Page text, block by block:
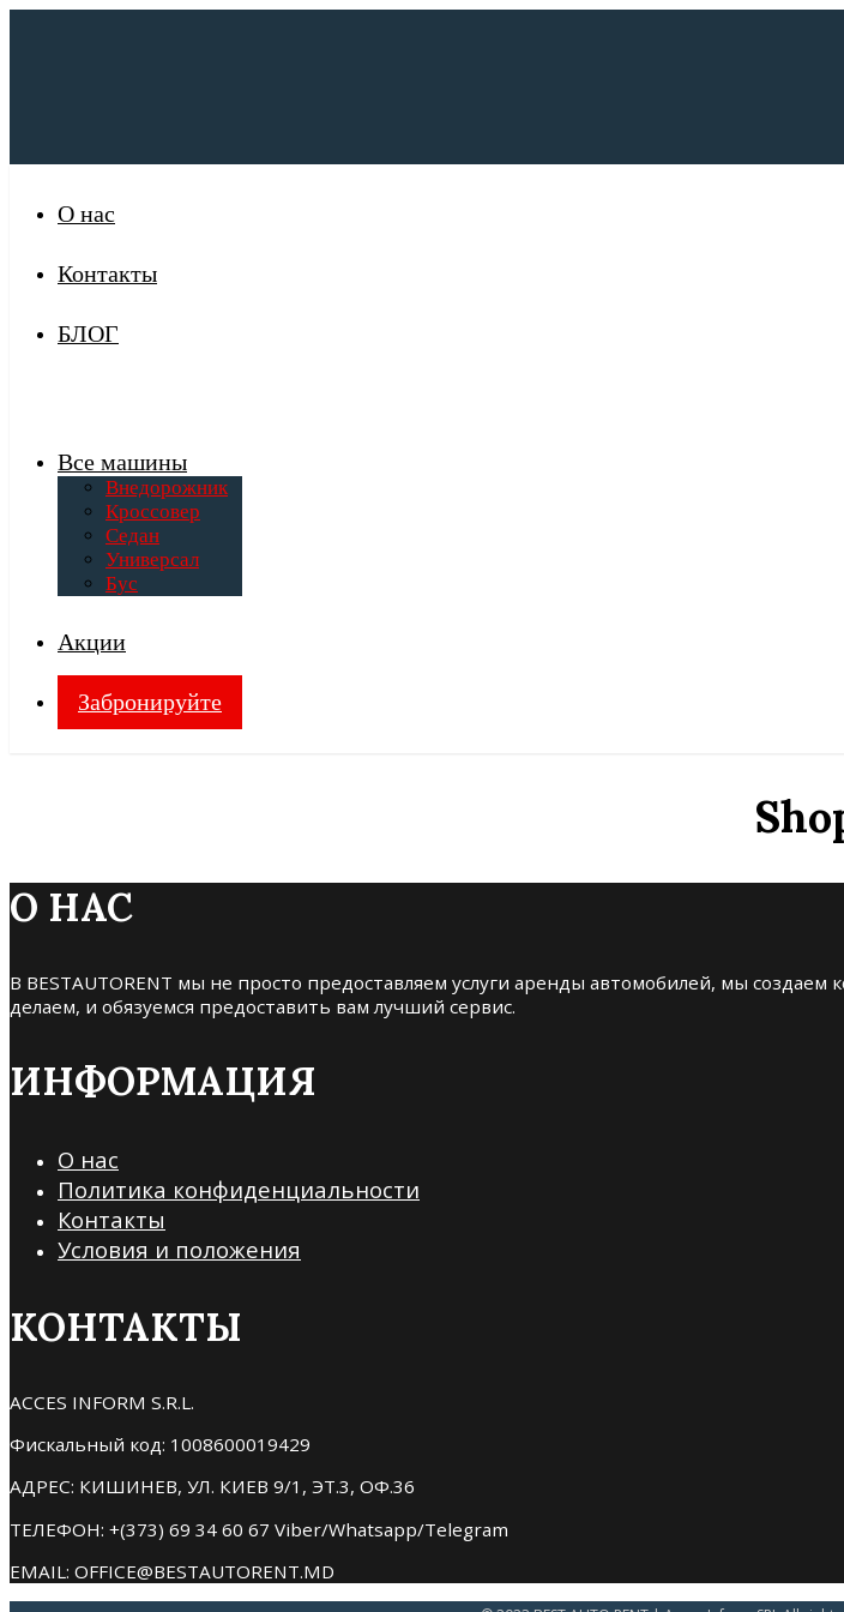
О нас
Контакты
БЛОГ
Все машины
Внедорожник
Кроссовер
Седан
Универсал
Бус
Акции
Забронируйте
О НАС
В BESTAUTORENT мы не просто предоставляем услуги аренды автомобилей, мы
делаем, и обязуемся предоставить вам лучший сервис.
ИНФОРМАЦИЯ
О нас
Политика конфиденциальности
Контакты
Условия и положения
КОНТАКТЫ
ACCES INFORM S.R.L.
Фискальный код: 1008600019429
АДРЕС: КИШИНЕВ, УЛ. КИЕВ 9/1, ЭТ.3, ОФ.36
ТЕЛЕФОН: +(373) 69 34 60 67 Viber/Whatsapp/Telegram
EMAIL: OFFICE@BESTAUTORENT.MD